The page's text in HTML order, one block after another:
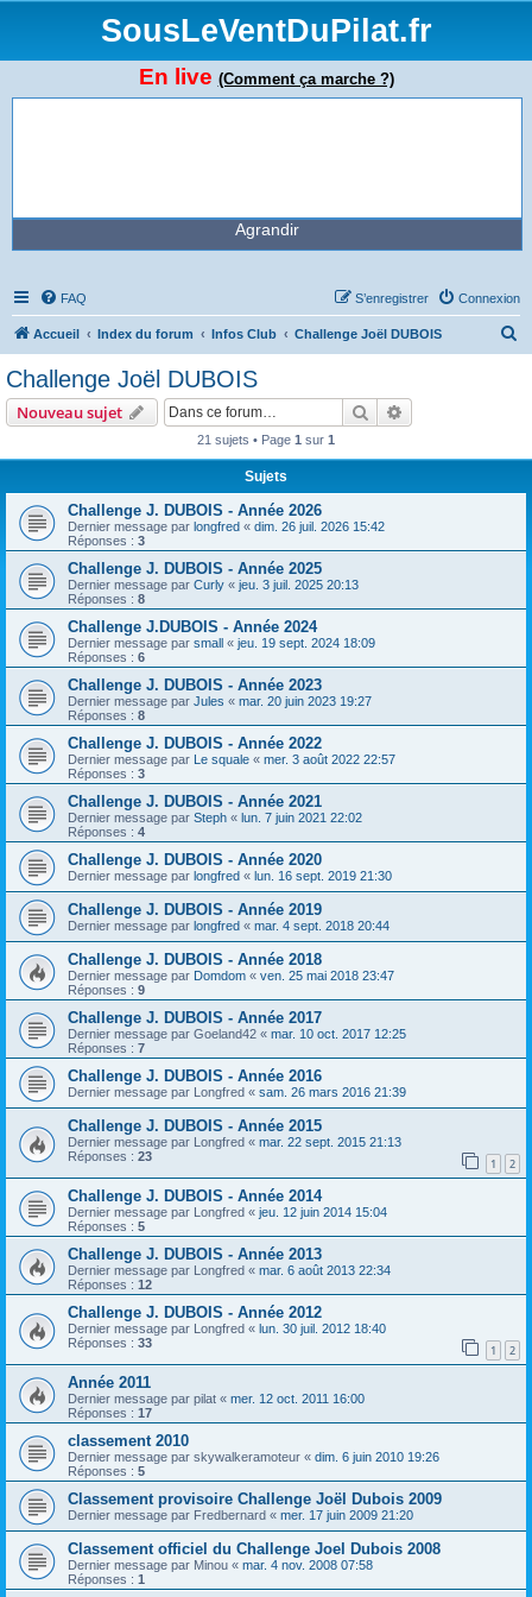
SousLeVentDuPilat.fr
En live (Comment ça marche ?)
Agrandir
FAQ Connexion
S’enregistrer
Accueil Index du forum Infos Club Challenge Joël DUBOIS
Challenge Joël DUBOIS
Nouveau sujet Rechercher
21 sujets • Page 1 sur 1
Sujets
Challenge J. DUBOIS - Année 2026
Dernier message par longfred « dim. 26 juil. 2026 15:42
Réponses : 3
Challenge J. DUBOIS - Année 2025
Dernier message par Curly « jeu. 3 juil. 2025 20:13
Réponses : 8
Challenge J.DUBOIS - Année 2024
Dernier message par small « jeu. 19 sept. 2024 18:09
Réponses : 6
Challenge J. DUBOIS - Année 2023
Dernier message par Jules « mar. 20 juin 2023 19:27
Réponses : 8
Challenge J. DUBOIS - Année 2022
Dernier message par Le squale « mer. 3 août 2022 22:57
Réponses : 3
Challenge J. DUBOIS - Année 2021
Dernier message par Steph « lun. 7 juin 2021 22:02
Réponses : 4
Challenge J. DUBOIS - Année 2020
Dernier message par longfred « lun. 16 sept. 2019 21:30
Challenge J. DUBOIS - Année 2019
Dernier message par longfred « mar. 4 sept. 2018 20:44
Challenge J. DUBOIS - Année 2018
Dernier message par Domdom « ven. 25 mai 2018 23:47
Réponses : 9
Challenge J. DUBOIS - Année 2017
Dernier message par Goeland42 « mar. 10 oct. 2017 12:25
Réponses : 7
Challenge J. DUBOIS - Année 2016
Dernier message par Longfred « sam. 26 mars 2016 21:39
Challenge J. DUBOIS - Année 2015
Dernier message par Longfred « mar. 22 sept. 2015 21:13
Réponses : 23 1 2
Challenge J. DUBOIS - Année 2014
Dernier message par Longfred « jeu. 12 juin 2014 15:04
Réponses : 5
Challenge J. DUBOIS - Année 2013
Dernier message par Longfred « mar. 6 août 2013 22:34
Réponses : 12
Challenge J. DUBOIS - Année 2012
Dernier message par Longfred « lun. 30 juil. 2012 18:40
Réponses : 33 1 2
Année 2011
Dernier message par pilat « mer. 12 oct. 2011 16:00
Réponses : 17
classement 2010
Dernier message par skywalkeramoteur « dim. 6 juin 2010 19:26
Réponses : 5
Classement provisoire Challenge Joël Dubois 2009
Dernier message par Fredbernard « mer. 17 juin 2009 21:20
Classement officiel du Challenge Joel Dubois 2008
Dernier message par Minou « mar. 4 nov. 2008 07:58
Réponses : 1